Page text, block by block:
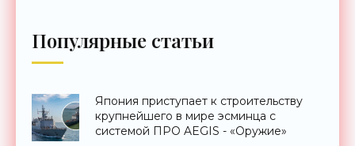
Популярные статьи
Япония приступает к строительству
крупнейшего в мире эсминца с
системой ПРО AEGIS - «Оружие»